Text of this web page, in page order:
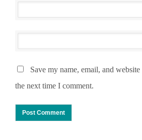
Save my name, email, and
the next time I comment.